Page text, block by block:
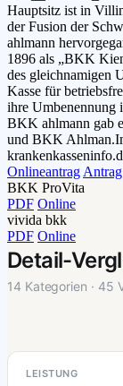
Hauptsitz ist in
der Fusion der
ahlmann
1896 als „BKK
des gleichnamigen
Kasse für
ihre Umbenennung
BKK ahlmann gab
und BKK
Onlineantrag
BKK ProVita
PDF Online
vivida bkk
PDF Online
Detail-
14 Kategorien · 45
LEISTUNG